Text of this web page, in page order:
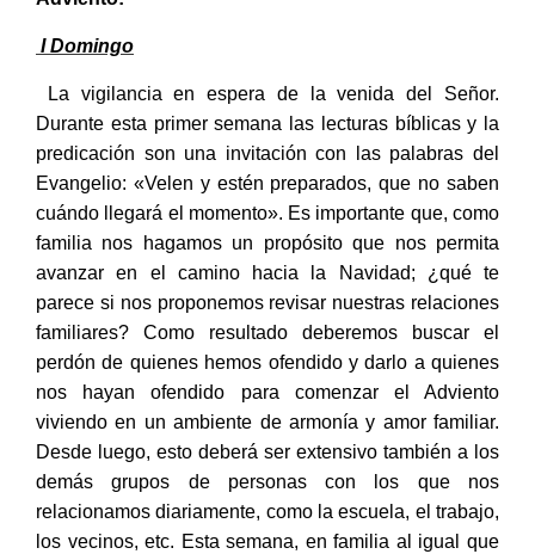
I Domingo
La vigilancia en espera de la venida del Señor.
Durante esta primer semana las lecturas bíblicas y la
predicación son una invitación con las palabras del
Evangelio: «Velen y estén preparados, que no saben
cuándo llegará el momento». Es importante que, como
familia nos hagamos un propósito que nos permita
avanzar en el camino hacia la Navidad; ¿qué te
parece si nos proponemos revisar nuestras relaciones
familiares? Como resultado deberemos buscar el
perdón de quienes hemos ofendido y darlo a quienes
nos hayan ofendido para comenzar el Adviento
viviendo en un ambiente de armonía y amor familiar.
Desde luego, esto deberá ser extensivo también a los
demás grupos de personas con los que nos
relacionamos diariamente, como la escuela, el trabajo,
los vecinos, etc. Esta semana, en familia al igual que